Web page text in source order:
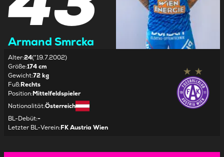
Armand Smrcka
Alter:24(*19.7.2002)
Größe:174 cm
Gewicht:72 kg
Fuß:Rechts
Position:Mittelfeldspieler
Nationalität:Österreich
BL-Debüt:-
Letzter BL-Verein:FK Austria Wien